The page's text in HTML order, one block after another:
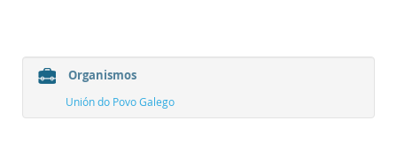
Organismos
Unión do Povo Galego